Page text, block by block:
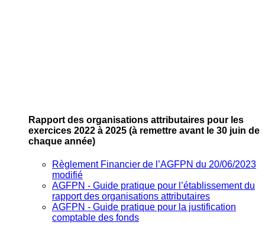
Rapport des organisations attributaires pour les
exercices 2022 à 2025 (à remettre avant le 30 juin de
chaque année)
Règlement Financier de l’AGFPN du 20/06/2023
modifié
AGFPN ‐ Guide pratique pour l’établissement du
rapport des organisations attributaires
AGFPN ‐ Guide pratique pour la justification
comptable des fonds